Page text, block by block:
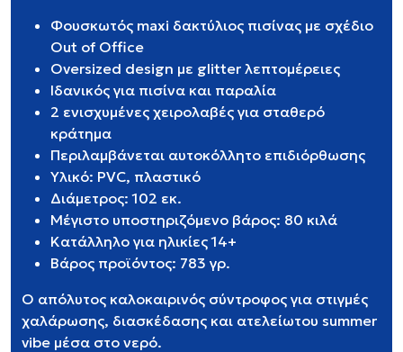
Φουσκωτός maxi δακτύλιος πισίνας με σχέδιο
Out of Office
Oversized design με glitter λεπτομέρειες
Ιδανικός για πισίνα και παραλία
2 ενισχυμένες χειρολαβές για σταθερό
κράτημα
Περιλαμβάνεται αυτοκόλλητο επιδιόρθωσης
Υλικό: PVC, πλαστικό
Διάμετρος: 102 εκ.
Μέγιστο υποστηριζόμενο βάρος: 80 κιλά
Κατάλληλο για ηλικίες 14+
Βάρος προϊόντος: 783 γρ.
Ο απόλυτος καλοκαιρινός σύντροφος για στιγμές
χαλάρωσης, διασκέδασης και ατελείωτου summer
vibe μέσα στο νερό.